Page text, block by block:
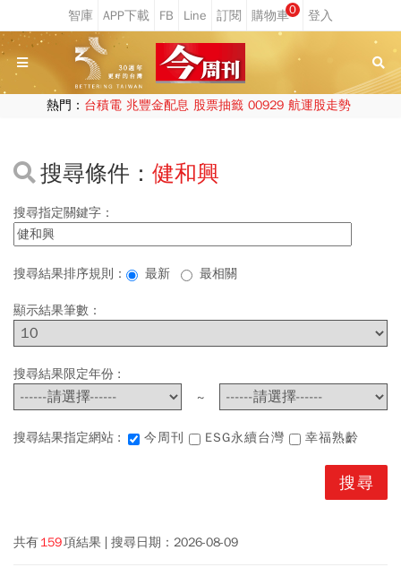
0
熱門： 台積電 兆豐金配息 股票抽籤 00929 航運股走勢
搜尋條件： 健和興
搜尋指定關鍵字：
搜尋結果排序規則： 最新 最相關
顯示結果筆數：
搜尋結果限定年份 :
~
搜尋結果指定網站 : 今周刊 ESG永續台灣 幸福熟齡
共有159項結果 搜尋日期： 2026-08-09